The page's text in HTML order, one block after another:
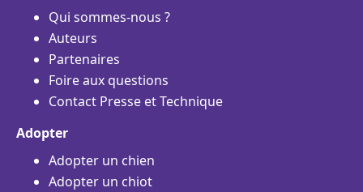
Qui sommes-nous ?
Auteurs
Partenaires
Foire aux questions
Contact Presse et Technique
Adopter
Adopter un chien
Adopter un chiot